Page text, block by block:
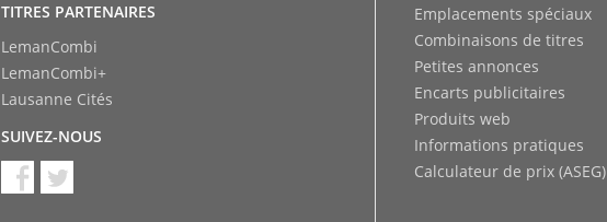
LemanCombi+
LemanCombi
TITRES PARTENAIRES
Lausanne Cités
SUIVEZ-NOUS
Emplacements spéciaux
Combinaisons de titres
Encarts publicitaires
Informations pratiques
Calculateur de prix (ASEG)
Petites annonces
Produits web